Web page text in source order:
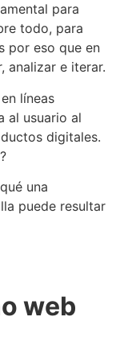
para
todo, para
por eso que en
analizar e iterar.
líneas
al usuario al
digitales.
una
puede resultar
web